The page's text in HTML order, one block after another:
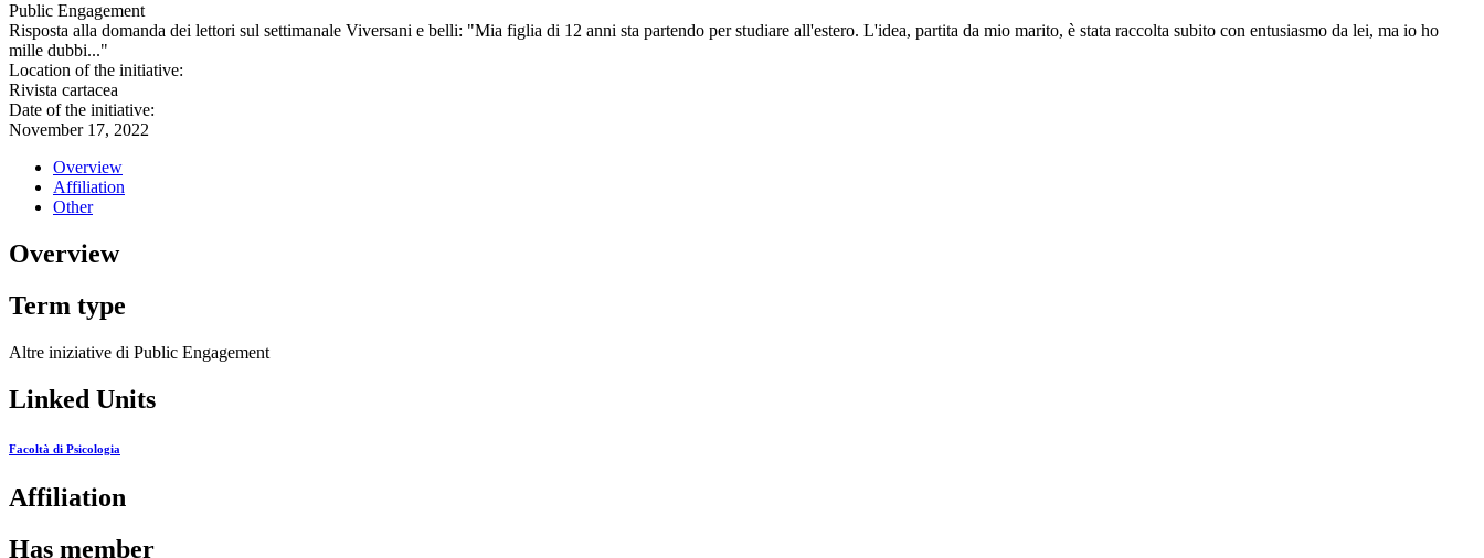
Public Engagement
Risposta alla domanda dei lettori sul settimanale Viversani e belli: "Mia figlia di 12 anni sta partendo per studiare all'estero. L'idea, partita da mio marito, è stata raccolta subito con entusiasmo da lei, ma io ho
mille dubbi..."
Location of the initiative:
Rivista cartacea
Date of the initiative:
November 17, 2022
Overview
Affiliation
Other
Overview
Term type
Altre iniziative di Public Engagement
Linked Units
Facoltà di Psicologia
Affiliation
Has member